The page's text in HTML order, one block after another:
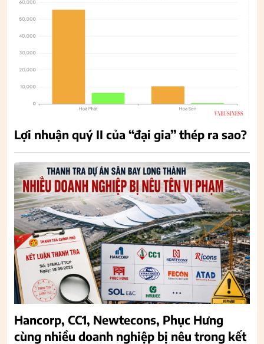
Lợi nhuận quý II của “đại gia” thép ra sao?
Hancorp, CC1, Newtecons, Phục Hưng
cùng nhiều doanh nghiệp bị nêu trong kết